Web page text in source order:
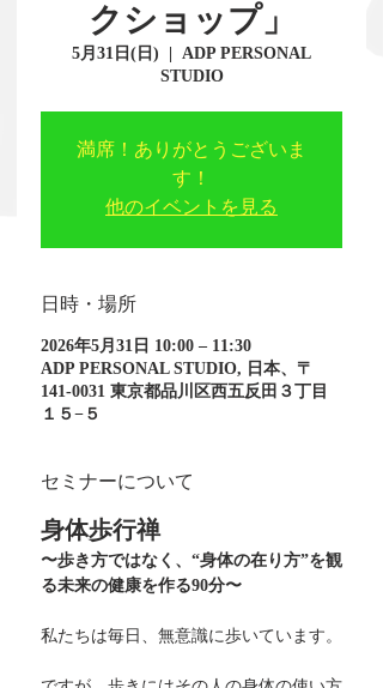
クショップ」
5月31日(日)
ADP PERSONAL
STUDIO
満席！ありがとうございま
す！
他のイベントを見る
日時・場所
2026年5月31日 10:00 – 11:30
ADP PERSONAL STUDIO, 日本、〒
141-0031 東京都品川区西五反田３丁目
１５−５
セミナーについて
身体歩行禅
〜歩き方ではなく、“身体の在り方”を観
る未来の健康を作る90分〜
私たちは毎日、無意識に歩いています。